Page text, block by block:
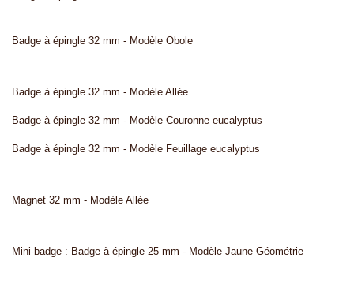
Badge à épingle 32 mm - Modèle Obole
Badge à épingle 32 mm - Modèle Allée
Badge à épingle 32 mm - Modèle Couronne eucalyptus
Badge à épingle 32 mm - Modèle Feuillage eucalyptus
Magnet 32 mm - Modèle Allée
Mini-badge : Badge à épingle 25 mm - Modèle Jaune Géométrie